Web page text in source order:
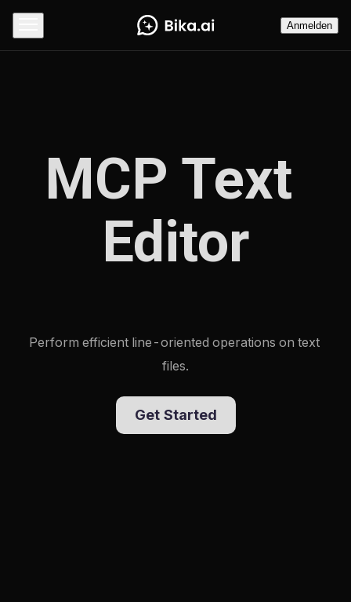
Anmelden
MCP Text
Editor
Perform efficient line-oriented operations on text
files.
Get Started